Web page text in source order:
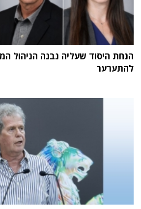
הנחת היסוד שעליה נבנה הניהול
להתערער